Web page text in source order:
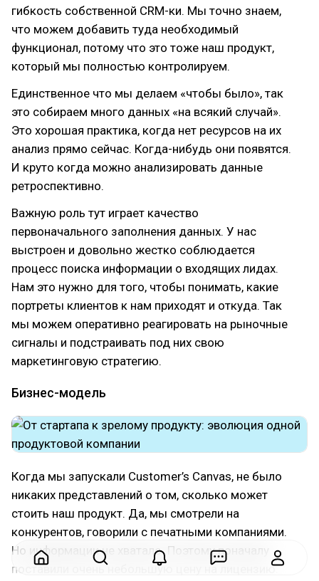
гибкость собственной CRM-ки. Мы точно знаем,
что можем добавить туда необходимый
функционал, потому что это тоже наш продукт,
который мы полностью контролируем.
Единственное что мы делаем «чтобы было», так
это собираем много данных «на всякий случай».
Это хорошая практика, когда нет ресурсов на их
анализ прямо сейчас. Когда-нибудь они появятся.
И круто когда можно анализировать данные
ретроспективно.
Важную роль тут играет качество
первоначального заполнения данных. У нас
выстроен и довольно жестко соблюдается
процесс поиска информации о входящих лидах.
Нам это нужно для того, чтобы понимать, какие
портреты клиентов к нам приходят и откуда. Так
мы можем оперативно реагировать на рыночные
сигналы и подстраивать под них свою
маркетинговую стратегию.
Бизнес-модель
Когда мы запускали Customer’s Canvas, не было
никаких представлений о том, сколько может
стоить наш продукт. Да, мы смотрели на
конкурентов, говорили с печатными компаниями.
Но информации не хватало. Поэтому поначалу
поставили очень небольшую цену на лицензию.